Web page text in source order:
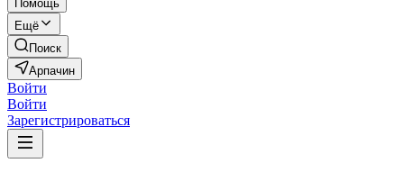
Помощь
Ещё
Поиск
Арпачин
Войти
Войти
Зарегистрироваться